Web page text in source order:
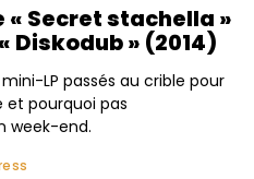
« Secret stachella »
Diskodub » (2014)
LP passés au crible pour
et pourquoi pas
week-end.